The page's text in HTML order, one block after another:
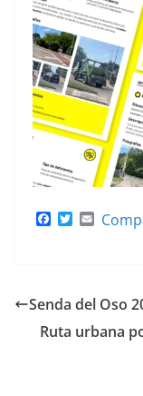
o
T
r
Senda del Oso
Ruta urbana